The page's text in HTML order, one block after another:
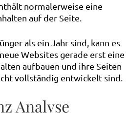
normalerweise eine
auf der Seite.
als ein Jahr sind, kann es
Websites gerade erst eine
aufbauen und ihre Seiten
vollständig entwickelt sind.
Analyse